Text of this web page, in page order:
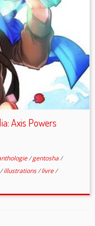
Axis Powers
/gentosha/
/illustrations/livre/